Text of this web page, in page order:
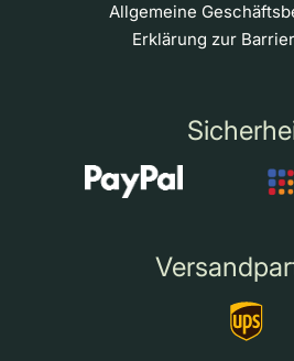
Allgemeine
Erklärung zur